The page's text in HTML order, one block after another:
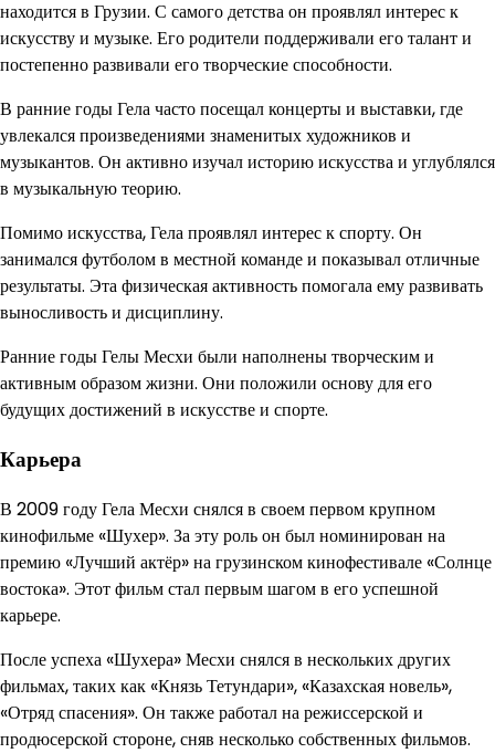
находится в Грузии. С самого детства он проявлял интерес к
искусству и музыке. Его родители поддерживали его талант и
постепенно развивали его творческие способности.
В ранние годы Гела часто посещал концерты и выставки, где
увлекался произведениями знаменитых художников и
музыкантов. Он активно изучал историю искусства и углублялся
в музыкальную теорию.
Помимо искусства, Гела проявлял интерес к спорту. Он
занимался футболом в местной команде и показывал отличные
результаты. Эта физическая активность помогала ему развивать
выносливость и дисциплину.
Ранние годы Гелы Месхи были наполнены творческим и
активным образом жизни. Они положили основу для его
будущих достижений в искусстве и спорте.
Карьера
В 2009 году Гела Месхи снялся в своем первом крупном
кинофильме «Шухер». За эту роль он был номинирован на
премию «Лучший актёр» на грузинском кинофестивале «Солнце
востока». Этот фильм стал первым шагом в его успешной
карьере.
После успеха «Шухера» Месхи снялся в нескольких других
фильмах, таких как «Князь Тетундари», «Казахская новель»,
«Отряд спасения». Он также работал на режиссерской и
продюсерской стороне, сняв несколько собственных фильмов.